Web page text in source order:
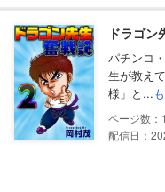
ドラゴン
パチンコ
生が教え
様」と...
配信日：